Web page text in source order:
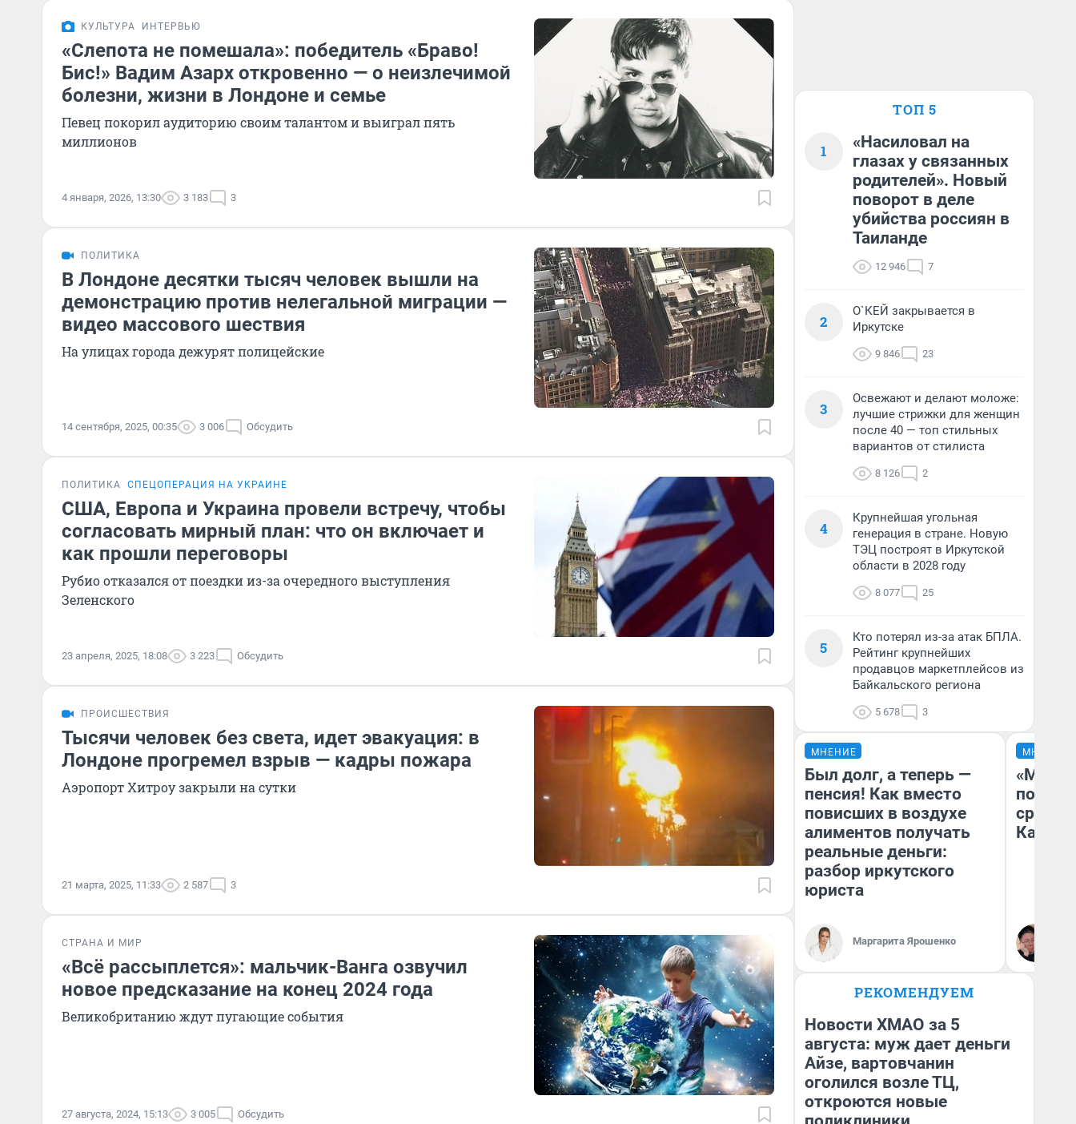
КУЛЬТУРА ИНТЕРВЬЮ
«Слепота не помешала»: победитель «Браво!
Бис!» Вадим Азарх откровенно — о неизлечимой
болезни, жизни в Лондоне и семье
Певец покорил аудиторию своим талантом и выиграл пять
миллионов
4 января, 2026, 13:30 3 183 3
ПОЛИТИКА
В Лондоне десятки тысяч человек вышли на
демонстрацию против нелегальной миграции —
видео массового шествия
На улицах города дежурят полицейские
14 сентября, 2025, 00:35 3 006 Обсудить
ПОЛИТИКА СПЕЦОПЕРАЦИЯ НА УКРАИНЕ
США, Европа и Украина провели встречу, чтобы
согласовать мирный план: что он включает и
как прошли переговоры
Рубио отказался от поездки из-за очередного выступления
Зеленского
23 апреля, 2025, 18:08 3 223 Обсудить
ПРОИСШЕСТВИЯ
Тысячи человек без света, идет эвакуация: в
Лондоне прогремел взрыв — кадры пожара
Аэропорт Хитроу закрыли на сутки
21 марта, 2025, 11:33 2 587 3
СТРАНА И МИР
«Всё рассыплется»: мальчик-Ванга озвучил
новое предсказание на конец 2024 года
Великобританию ждут пугающие события
27 августа, 2024, 15:13 3 005 Обсудить
ТОП 5
1
«Насиловал на
глазах у связанных
родителей». Новый
поворот в деле
убийства россиян в
Таиланде
12 946 7
2
О`КЕЙ закрывается в
Иркутске
9 846 23
3
Освежают и делают моложе:
лучшие стрижки для женщин
после 40 — топ стильных
вариантов от стилиста
8 126 2
4
Крупнейшая угольная
генерация в стране. Новую
ТЭЦ построят в Иркутской
области в 2028 году
8 077 25
5
Кто потерял из-за атак БПЛА.
Рейтинг крупнейших
продавцов маркетплейсов из
Байкальского региона
5 678 3
МНЕНИЕ
Был долг, а теперь —
пенсия! Как вместо
повисших в воздухе
алиментов получать
реальные деньги:
разбор иркутского
юриста
Маргарита Ярошенко
МНЕНИЕ
РЕКОМЕНДУЕМ
Новости ХМАО за 5
августа: муж дает деньги
Айзе, вартовчанин
оголился возле ТЦ,
откроются новые